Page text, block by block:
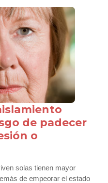
de padecer
o
solas tienen mayor
de empeorar el estado